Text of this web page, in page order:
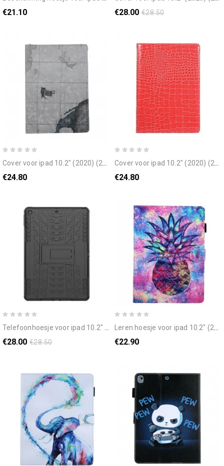
€21.10 €28.00 €28.50
cover voor ipad 10.2" (2020) (2019) / air 10.5" / pro 10.5" wereldkaart draaien
€24.80
cover voor ipad 10.2" (2020) (2019) / air 10.5" / pro 10.5" roterende krokodillenleer stijl
€24.80
telefoonhoesje voor ipad 10.2" (2020) (2019) / air 10.5" / pro 10.5" overlevende
€28.00 €28.50
leren hoesje voor ipad 10.2" (2020) (2019) / air 10.5" / pro 10.5" funky ananas
€22.90